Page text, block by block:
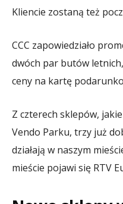
Kliencie zostaną też
CCC zapowiedziało
dwóch par butów
ceny na kartę
Z czterech sklepów,
Vendo Parku, trzy już
działają w naszym
mieście pojawi się RTV